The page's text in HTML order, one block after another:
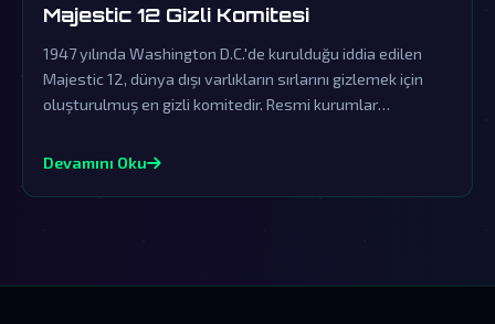
Majestic 12 Gizli Komitesi
1947 yılında Washington D.C.'de kurulduğu iddia edilen
Majestic 12, dünya dışı varlıkların sırlarını gizlemek için
oluşturulmuş en gizli komitedir. Resmi kurumlar
ziyaretçilerin varlığını saklayan devasa bir komplo
Devamını Oku